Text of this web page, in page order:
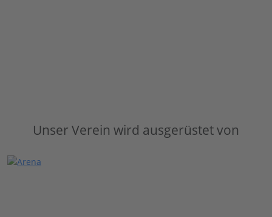
Unser Verein wird ausgerüstet von